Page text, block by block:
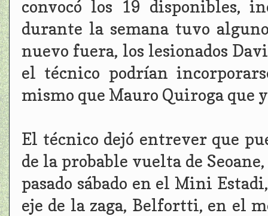
convocó los 19 disponibles,
durante la semana tuvo
nuevo fuera, los lesionados
el técnico podrían
mismo que Mauro Quiroga que
El técnico dejó entrever que
de la probable vuelta de
pasado sábado en el Mini
eje de la zaga, Belfortti, en el